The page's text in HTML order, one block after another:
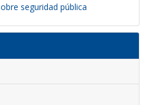
seguridad pública